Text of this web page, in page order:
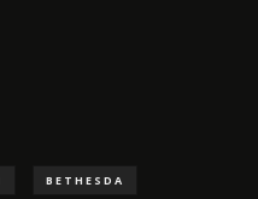
BETHESDA